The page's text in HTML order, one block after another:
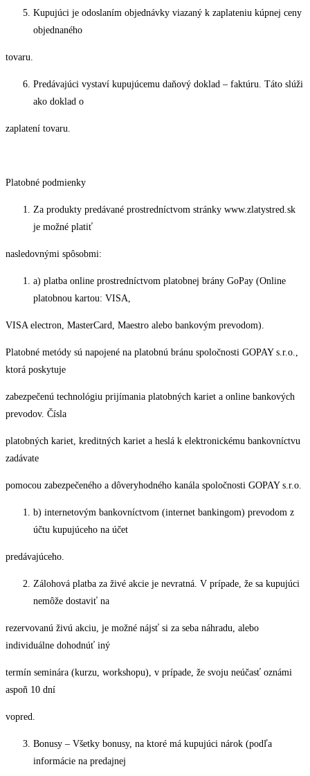
Kupujúci je odoslaním objednávky viazaný k zaplateniu kúpnej ceny
objednaného
tovaru.
Predávajúci vystaví kupujúcemu daňový doklad – faktúru. Táto slúži
ako doklad o
zaplatení tovaru.
Platobné podmienky
Za produkty predávané prostredníctvom stránky www.zlatystred.sk
je možné platiť
nasledovnými spôsobmi:
a) platba online prostredníctvom platobnej brány GoPay (Online
platobnou kartou: VISA,
VISA electron, MasterCard, Maestro alebo bankovým prevodom).
Platobné metódy sú napojené na platobnú bránu spoločnosti GOPAY s.r.o.,
ktorá poskytuje
zabezpečenú technológiu prijímania platobných kariet a online bankových
prevodov. Čísla
platobných kariet, kreditných kariet a heslá k elektronickému bankovníctvu
zadávate
pomocou zabezpečeného a dôveryhodného kanála spoločnosti GOPAY s.r.o.
b) internetovým bankovníctvom (internet bankingom) prevodom z
účtu kupujúceho na účet
predávajúceho.
Zálohová platba za živé akcie je nevratná. V prípade, že sa kupujúci
nemôže dostaviť na
rezervovanú živú akciu, je možné nájsť si za seba náhradu, alebo
individuálne dohodnúť iný
termín seminára (kurzu, workshopu), v prípade, že svoju neúčasť oznámi
aspoň 10 dní
vopred.
Bonusy – Všetky bonusy, na ktoré má kupujúci nárok (podľa
informácie na predajnej